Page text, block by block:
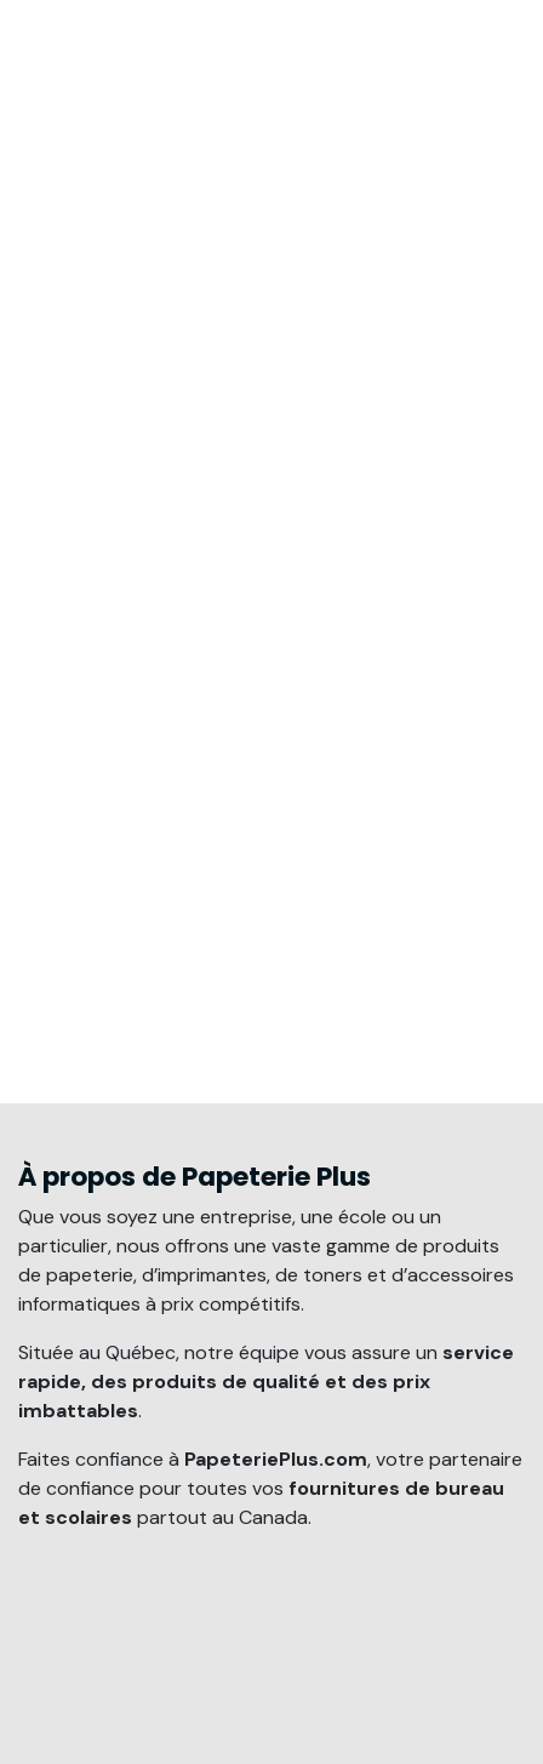
À propos de Papeterie Plus
Que vous soyez une entreprise, une école ou un
particulier, nous offrons une vaste gamme de produits
de papeterie, d’imprimantes, de toners et d’accessoires
informatiques à prix compétitifs.
Située au Québec, notre équipe vous assure un service
rapide, des produits de qualité et des prix
imbattables.
Faites confiance à PapeteriePlus.com, votre partenaire
de confiance pour toutes vos fournitures de bureau
et scolaires partout au Canada.